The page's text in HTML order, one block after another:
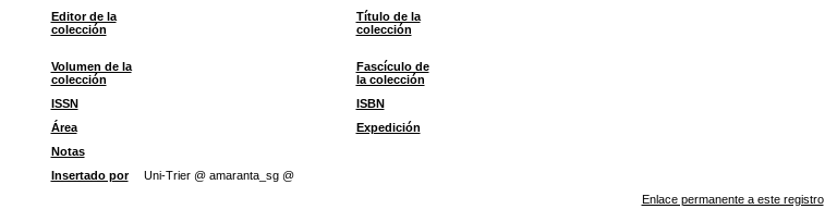
Editor de la
colección
Título de la
colección
Volumen de la
colección
Fascículo de
la colección
ISSN ISBN
Área
Expedición
Notas
Insertado por
Uni-Trier @ amaranta_sg @
Enlace permanente a este registro